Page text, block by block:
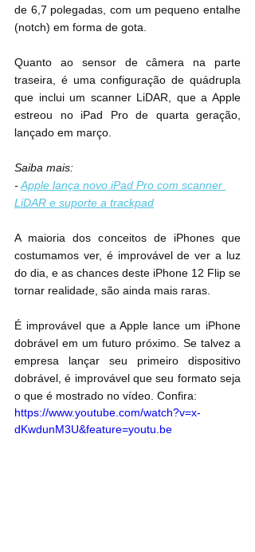
de 6,7 polegadas, com um pequeno entalhe
(notch) em forma de gota.
Quanto ao sensor de câmera na parte
traseira, é uma configuração de quádrupla
que inclui um scanner LiDAR, que a Apple
estreou no iPad Pro de quarta geração,
lançado em março.
Saiba mais:
- Apple lança novo iPad Pro com scanner
LiDAR e suporte a trackpad
A maioria dos conceitos de iPhones que
costumamos ver, é improvável de ver a luz
do dia, e as chances deste iPhone 12 Flip se
tornar realidade, são ainda mais raras.
É improvável que a Apple lance um iPhone
dobrável em um futuro próximo. Se talvez a
empresa lançar seu primeiro dispositivo
dobrável, é improvável que seu formato seja
o que é mostrado no vídeo. Confira:
https://www.youtube.com/watch?v=x-
dKwdunM3U&feature=youtu.be